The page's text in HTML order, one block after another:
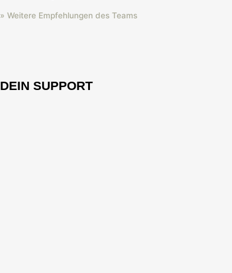
» Weitere Empfehlungen des Teams
DEIN SUPPORT